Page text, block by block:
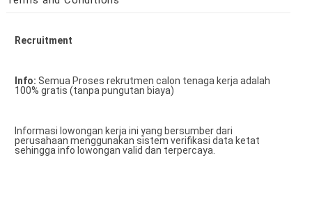
Recruitment
Info: Semua Proses rekrutmen calon tenaga kerja adalah
100% gratis (tanpa pungutan biaya)
Informasi lowongan kerja ini yang bersumber dari
perusahaan menggunakan sistem verifikasi data ketat
sehingga info lowongan valid dan terpercaya.